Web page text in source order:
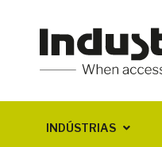
INDÚSTRIAS